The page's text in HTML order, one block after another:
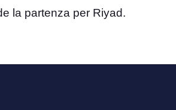
la partenza per Riyad.